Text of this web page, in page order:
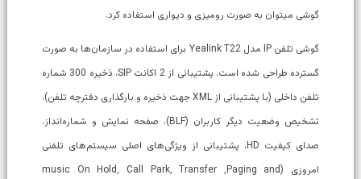
گوشی می‎توان به صورت رومیزی و دیواری استفاده کرد.
گوشی تلفن IP مدل Yealink T22 برای استفاده در سازمان‌ها به صورت
گسترده طراحی شده است. پشتیبانی از 2 اکانت SIP، ذخیره 300 شماره
تلفن داخلی (با پشتیبانی از XML جهت ذخیره و بارگذاری دفترچه تلفن)،
تشخیص وضعیت دیگر کاربران (BLF)، صفحه نمایش و شماره‌انداز،
صدای کیفیت HD، پشتیبانی از ویژگی‌های اصلی سیستم‌های تلفنی
امروزی (music On Hold, Call Park, Transfer ,Paging and